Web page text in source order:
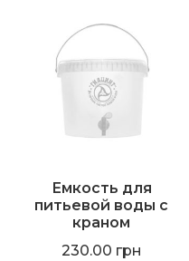
Емкость для
питьевой воды с
краном
230.00 грн